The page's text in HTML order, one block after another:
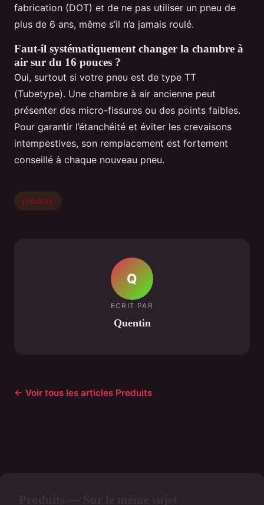
fabrication (DOT) et de ne pas utiliser un pneu de
plus de 6 ans, même s’il n’a jamais roulé.
Faut-il systématiquement changer la chambre à
air sur du 16 pouces ?
Oui, surtout si votre pneu est de type TT
(Tubetype). Une chambre à air ancienne peut
présenter des micro-fissures ou des points faibles.
Pour garantir l’étanchéité et éviter les crevaisons
intempestives, son remplacement est fortement
conseillé à chaque nouveau pneu.
produits
Q
ECRIT PAR
Quentin
← Voir tous les articles Produits